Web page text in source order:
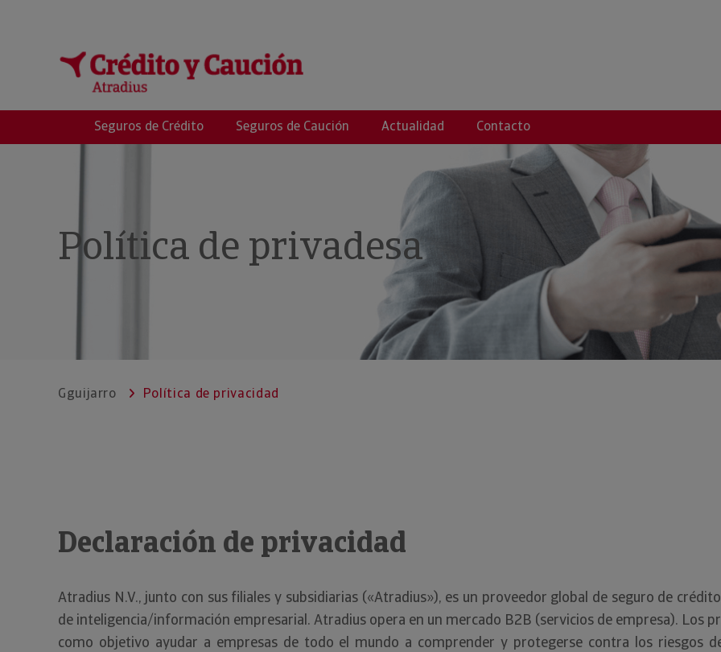
Seguros de Crédito Seguros de Caución Actualidad Contacto
Política de privadesa
Gguijarro Política de privacidad
Declaración de privacidad
Atradius N.V., junto con sus filiales y subsidiarias («Atradius»), es un proveedor global de seguro de
de inteligencia/información empresarial. Atradius opera en un mercado B2B (servicios de empresa). Los
como objetivo ayudar a empresas de todo el mundo a comprender y protegerse contra los riesgos